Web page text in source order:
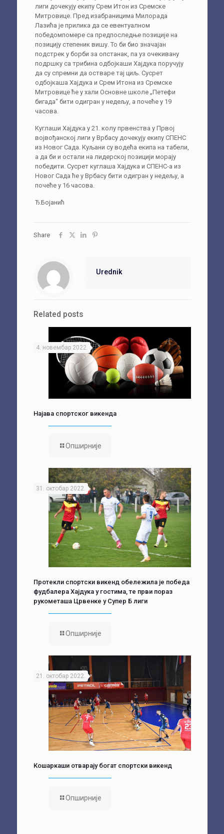
лиги дочекују екипу Срем Итон из Сремске
Митровице. Пред изабраницима Милорада
Лазића је прилика да се евентуалном
победомпомере са предпоследње позиције на
позицију степеник вишу. То би био значајан
подстрек у борби за опстанак, па уз очекивану
подршку са трибина одбојкаши Хајдука поручују
да су спремни да остваре тај циљ. Сусрет
одбојкаша Хајдука и Срем Итона из Сремске
Митровице ће у хали Основне школе „Петефи
бигада“ бити одигран у недељу, а почеће у 19
часова.
Куглаши Хајдука у 21. колу првенства у Првој
војвођанској лиги у Врбасу дочекују екипу СПЕНС
из Новог Сада. Куљани су водећа екипа на табели,
а да би и остали на лидерској позицији морају
победити. Сусрет куглаша Хајдука и СПЕНС-а из
Новог Сада ће у Врбасу бити одигран у недељу, а
почеће у 16 часова.
Ђ.Бојанић
Share
Urednik
Related posts
4. новембар 2022.
Најава спортског викенда
Опширније
31. октобар 2022.
Протекли спортски викенд обележила је победа
фудбалера Хајдука у гостима, те први пораз
рукометаша Црвенке у Супер Б лиги
Опширније
21. октобар 2022.
Кошаркаши отварају богат спортски викенд
Опширније